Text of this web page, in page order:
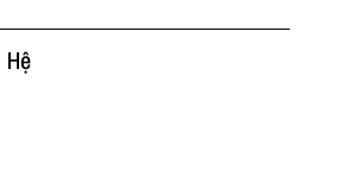
Hệ